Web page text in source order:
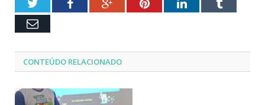
TwitterFacebookGoogle+PinterestLinkedInTumblr
Email
CONTEÚDO RELACIONADO